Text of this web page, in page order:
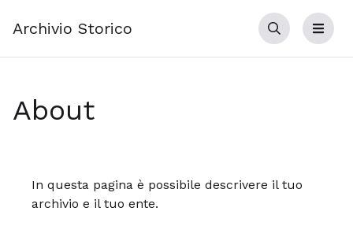
Archivio Storico Cerca Menu
About
In questa pagina è possibile descrivere il tuo
archivio e il tuo ente.